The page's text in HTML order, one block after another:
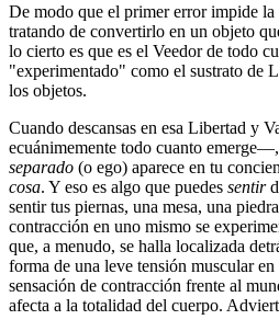
De modo que el primer error impide la
tratando de convertirlo en un objeto
lo cierto es que es el Veedor de todo
"experimentado" como el sustrato de
los objetos.
Cuando descansas en esa Libertad y
ecuánimemente todo cuanto
separado (o ego) aparece en tu
cosa. Y eso es algo que puedes sentir
sentir tus piernas, una mesa, una
contracción en uno mismo se
que, a menudo, se halla localizada
forma de una leve tensión muscular
sensación de contracción frente al
afecta a la totalidad del cuerpo.